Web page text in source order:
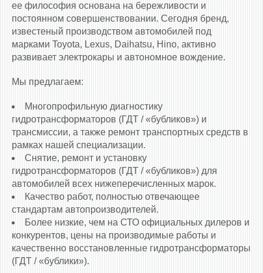
ее философия основана на бережливости и
постоянном совершенствовании. Сегодня бренд,
известеный производством автомобилей под
марками Toyota, Lexus, Daihatsu, Hino, активно
развивает электрокары и автономное вождение.
Мы предлагаем:
Многопрофильную диагностику
гидротрансформаторов (ГДТ / «бубликов») и
трансмиссии, а также ремонт транспортных средств в
рамках нашей специализации.
Снятие, ремонт и установку
гидротрансформаторов (ГДТ / «бубликов») для
автомобилей всех нижеперечисленных марок.
Качество работ, полностью отвечающее
стандартам автопроизводителей.
Более низкие, чем на СТО официальных дилеров и
конкурентов, цены на производимые работы и
качественно восстановленные гидротрансформаторы
(ГДТ / «бублики»).